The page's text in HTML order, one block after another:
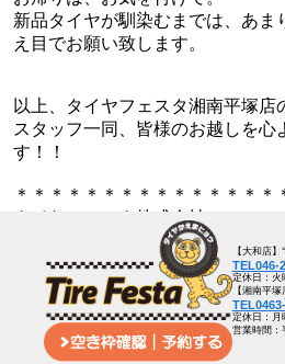
新品タイヤが馴染むまでは、あま
え目でお願い致します。
以上、タイヤフェスタ湘南平塚店
スタッフ一同、皆様のお越しを心
す！！
＊＊＊＊＊＊＊＊＊＊＊＊＊＊＊
タイヤフェスタ株式会社
URL http://tirefesta.com/
【湘南平塚店】
〒254-0014 平塚市四之宮5-10-2
TEL 0463-79-5970
mail hiratuka@tirefesta.com
【大和店
TEL046-
定休日：火
【湘南平塚
定休日：月
営業時間